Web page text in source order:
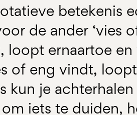
betekenis
de ander ‘vies
loopt ernaartoe
of eng vindt,
kun je
iets te duiden,